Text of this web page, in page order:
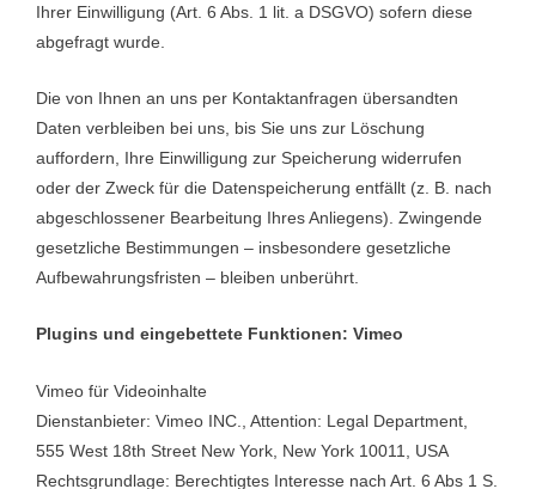
Ihrer Einwilligung (Art. 6 Abs. 1 lit. a DSGVO) sofern diese
abgefragt wurde.
Die von Ihnen an uns per Kontaktanfragen übersandten
Daten verbleiben bei uns, bis Sie uns zur Löschung
auffordern, Ihre Einwilligung zur Speicherung widerrufen
oder der Zweck für die Datenspeicherung entfällt (z. B. nach
abgeschlossener Bearbeitung Ihres Anliegens). Zwingende
gesetzliche Bestimmungen – insbesondere gesetzliche
Aufbewahrungsfristen – bleiben unberührt.
Plugins und eingebettete Funktionen: Vimeo
Vimeo für Videoinhalte
Dienstanbieter: Vimeo INC., Attention: Legal Department,
555 West 18th Street New York, New York 10011, USA
Rechtsgrundlage: Berechtigtes Interesse nach Art. 6 Abs 1 S.